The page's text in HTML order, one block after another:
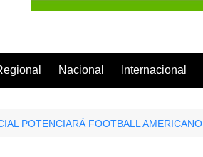
Nacional Internacional
POTENCIARÁ FOOTBALL AMERICANO